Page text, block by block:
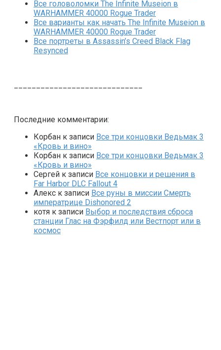
Все головоломки The Infinite Museion в
WARHAMMER 40000 Rogue Trader
Все варианты как начать The Infinite Museion в
WARHAMMER 40000 Rogue Trader
Все портреты в Assassin’s Creed Black Flag
Resynced
Последние комментарии:
Корбан к записи Все три концовки Ведьмак 3
«Кровь и вино»
Корбан к записи Все три концовки Ведьмак 3
«Кровь и вино»
Сергей к записи Все концовки и решения в
Far Harbor DLC Fallout 4
Алекс к записи Все руны в миссии Смерть
императрице Dishonored 2
котя к записи Выбор и последствия сброса
станции Глас на Фэрфилд или Вестпорт или в
космос